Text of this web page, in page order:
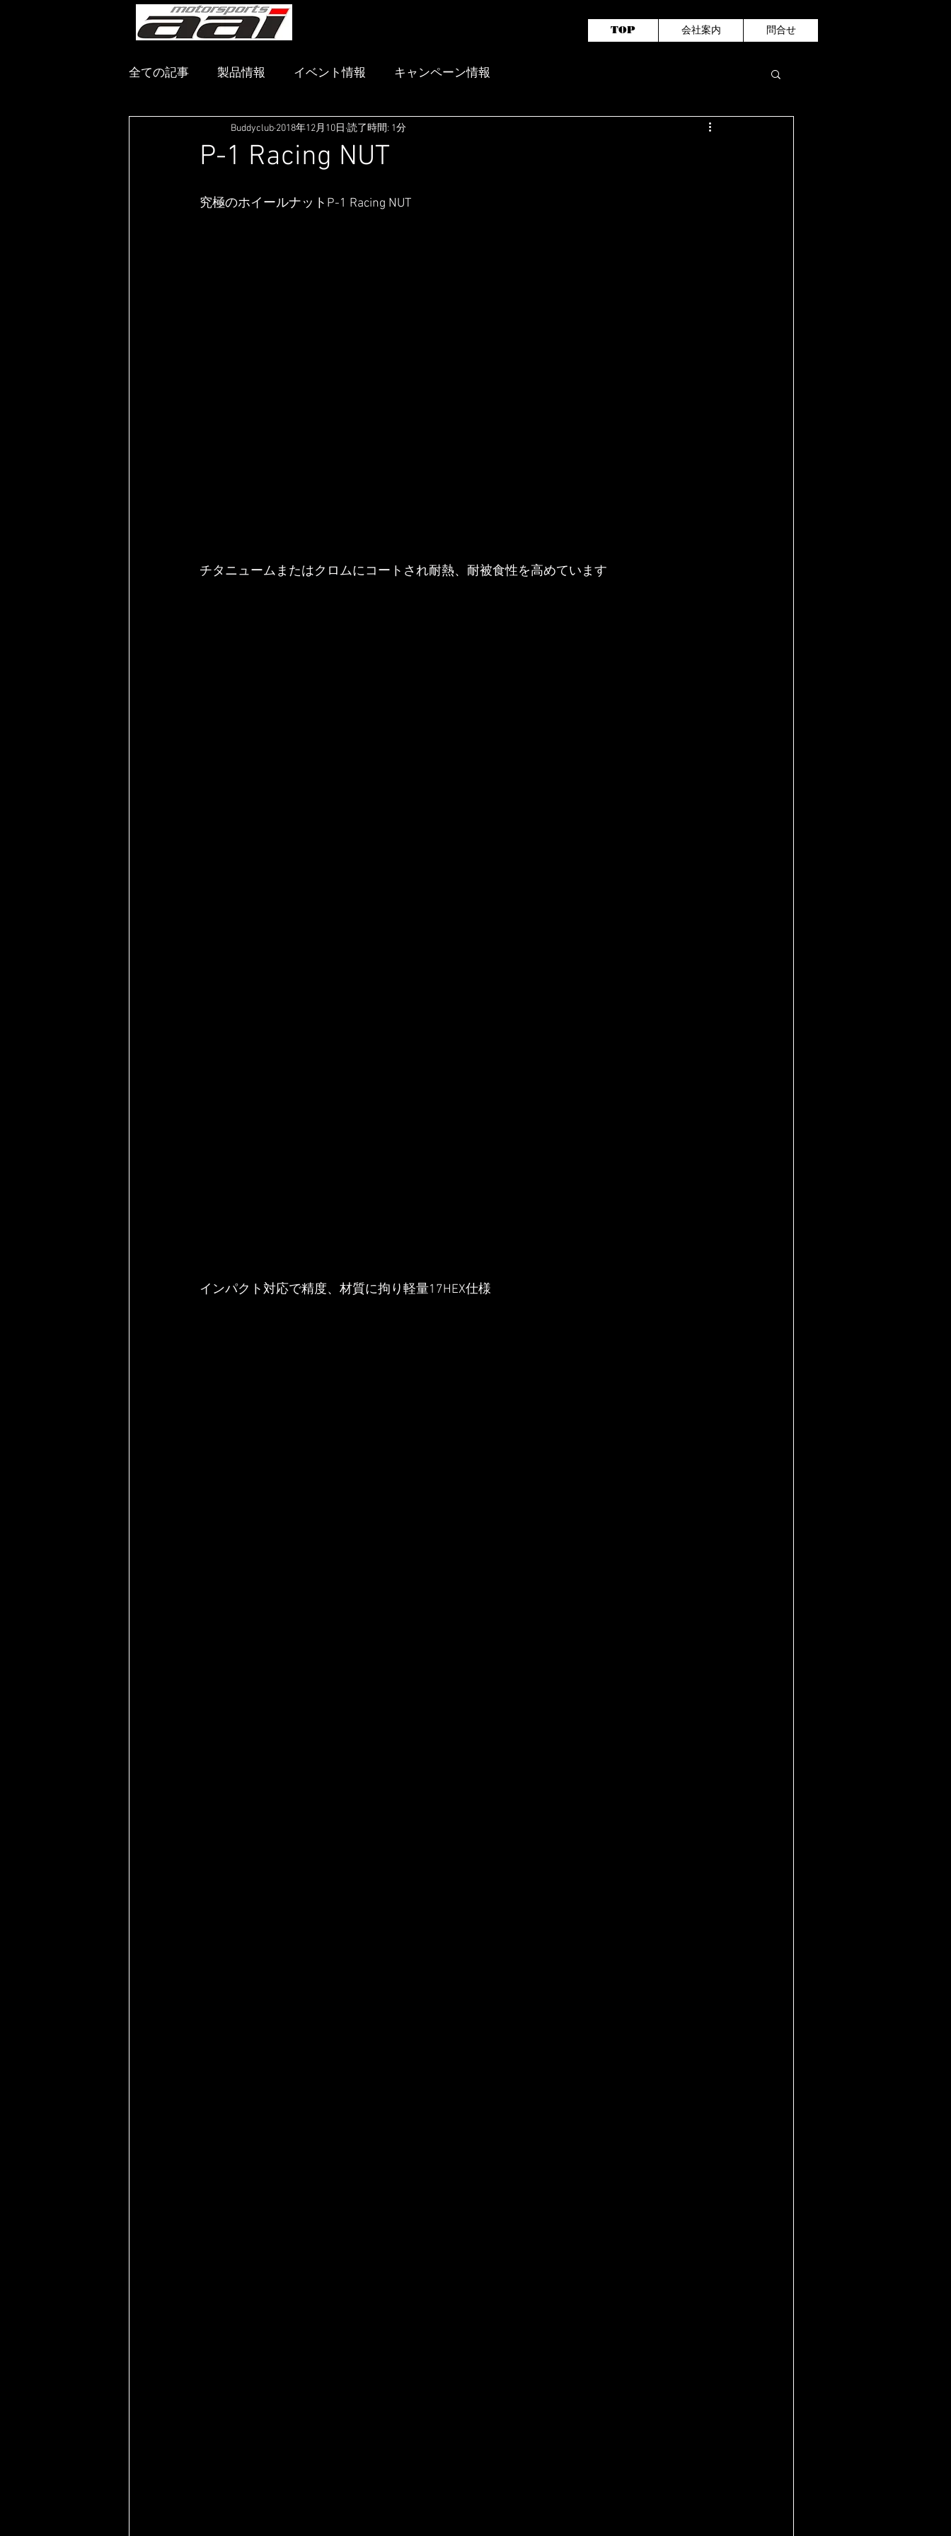
TOP 会社案内 問合せ
全ての記事 製品情報 イベント情報 キャンペーン情報
P-1 Racing NUT
Buddyclub 2018年12月10日 読了時間: 1分
究極のホイールナットP-1 Racing NUT
チタニュームまたはクロムにコートされ耐熱、耐被食性を高めています
インパクト対応で精度、材質に拘り軽量17HEX仕様